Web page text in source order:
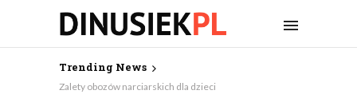
Trending News
Zalety obozów narciarskich dla dzieci